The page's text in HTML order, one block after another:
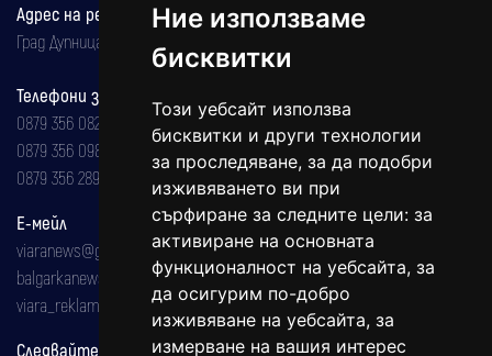
Ние използваме
бисквитки
Този уебсайт използва
бисквитки и други технологии
за проследяване, за да подобри
изживяването ви при
сърфиране за следните цели: за
активиране на основната
функционалност на уебсайта, за
да осигурим по-добро
изживяване на уебсайта, за
измерване на вашия интерес
Адрес на редакцията
Град Дупница, ул.''Христо Ботев" 43
Телефони за реклама и абонаменти
0879 356 082
0879 356 098
0879 356 289
Е-мейл
viaranews@gmail.com
balgarkanews@gmail.com
viara_reklama@mail.bg
Следвайте ни: